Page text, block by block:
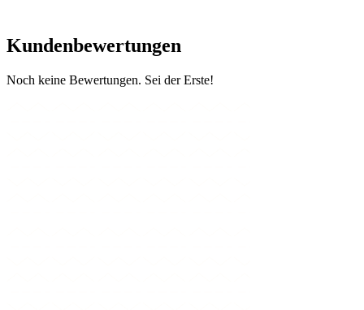
Kundenbewertungen
Noch keine Bewertungen. Sei der Erste!